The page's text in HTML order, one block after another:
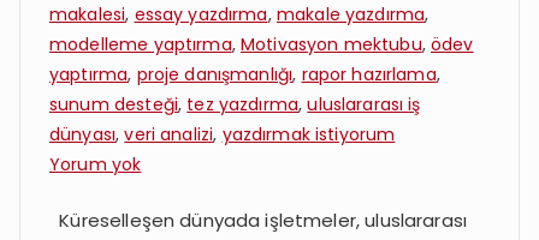
makalesi, essay yazdırma, makale yazdırma,
modelleme yaptırma,Motivasyon mektubu,ödev
yaptırma, proje danışmanlığı, rapor hazırlama,
sunum desteği, tez yazdırma,uluslararası iş
dünyası,veri analizi, yazdırmak istiyorum
Yorum yokÇeviri
Makale
Küreselleşen dünyada işletmeler, uluslararası